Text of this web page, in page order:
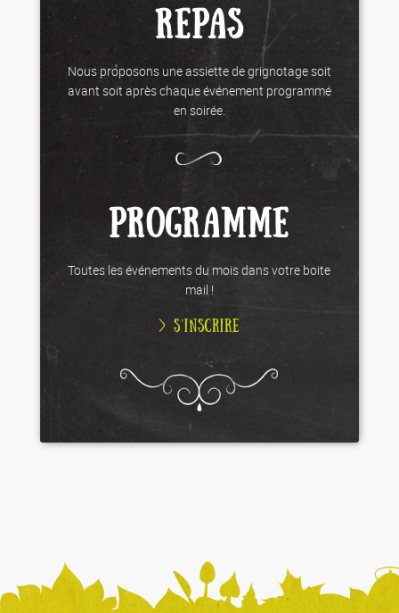
REPAS
Nous proposons une assiette de grignotage soit
avant soit après chaque événement programmé
en soirée.
PROGRAMME
Toutes les événements du mois dans votre boite
mail !
> S’INSCRIRE